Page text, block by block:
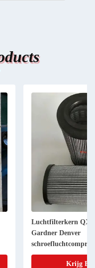
Luchtfilterkern
Gardner Denver
Krijg